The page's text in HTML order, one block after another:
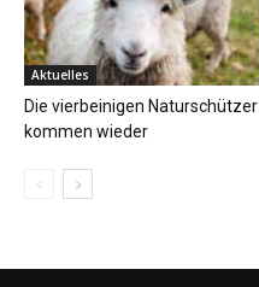
Aktuelles
Die vierbeinigen Naturschützer
kommen wieder